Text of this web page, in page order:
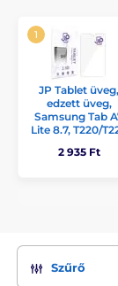
JP Tablet üveg,
edzett üveg,
Samsung Tab
Lite 8.7, T220/
2 935 Ft
Szűrő